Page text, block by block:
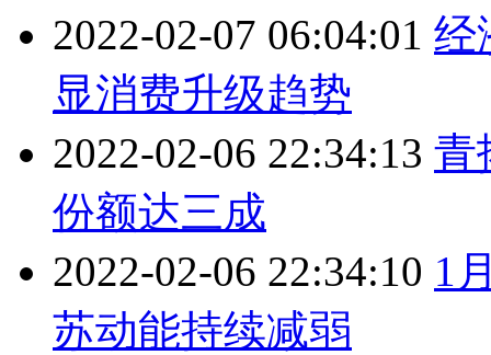
2022-02-07 06:04:01 经
显消费升级趋势
2022-02-06 22:34:13 青
份额达三成
2022-02-06 22:34:10 1
苏动能持续减弱